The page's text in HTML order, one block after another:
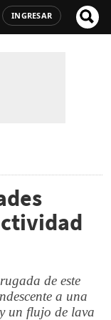
INGRESAR
de este
a una
un flujo de lava